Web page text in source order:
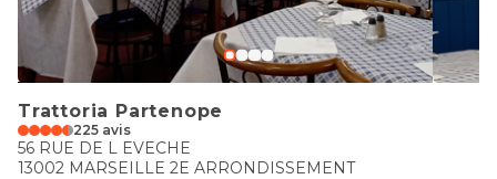
Trattoria Partenope
225 avis
56 RUE DE L EVECHE
13002 MARSEILLE 2E ARRONDISSEMENT